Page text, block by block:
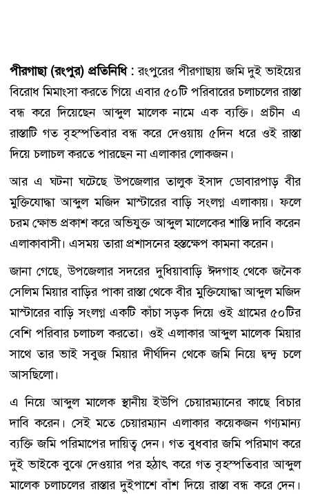
পীরগাছা (রংপুর) প্রতিনিধি : রংপুরের পীরগাছায় জমি দুই ভাইয়ের
বিরোধ মিমাংসা করতে গিয়ে এবার ৫০টি পরিবারের চলাচলের রাস্তা
বন্ধ করে দিয়েছেন আব্দুল মালেক নামে এক ব্যক্তি। প্রচীন এ
রাস্তাটি গত বৃহস্পতিবার বন্ধ করে দেওয়ায় ৫দিন ধরে ওই রাস্তা
দিয়ে চলাচল করতে পারছেন না এলাকার লোকজন।
আর এ ঘটনা ঘটেছে উপজেলার তালুক ইসাদ ডোবারপাড় বীর
মুক্তিযোদ্ধা আব্দুল মজিদ মাস্টারের বাড়ি সংলগ্ন এলাকায়। ফলে
চরম ক্ষোভ প্রকাশ করে অভিযুক্ত আব্দুল মালেকের শাস্তি দাবি করেন
এলাকাবাসী। এসময় তারা প্রশাসনের হস্তক্ষেপ কামনা করেন।
জানা গেছে, উপজেলার সদরের দুধিয়াবাড়ি ঈদগাহ থেকে জনৈক
সেলিম মিয়ার বাড়ির পাকা রাস্তা থেকে বীর মুক্তিযোদ্ধা আব্দুল মজিদ
মাস্টারের বাড়ি সংলগ্ন একটি কাঁচা সড়ক দিয়ে ওই গ্রামের ৫০টির
বেশি পরিবার চলাচল করতো। ওই এলাকার আব্দুল মালেক মিয়ার
সাথে তার ভাই সবুজ মিয়ার দীর্ঘদিন থেকে জমি নিয়ে দ্বন্দ্ব চলে
আসছিলো।
এ নিয়ে আব্দুল মালেক স্থানীয় ইউপি চেয়ারম্যানের কাছে বিচার
দাবি করেন। সেই মতে চেয়ারম্যান এলাকার কয়েকজন গণ্যমান্য
ব্যক্তি জমি পরিমাপের দায়িত্ব দেন। গত বুধবার জমি পরিমাণ করে
দুই ভাইকে বুঝে দেওয়ার পর হঠাৎ করে গত বৃহস্পতিবার আব্দুল
মালেক চলাচলের রাস্তার দুইপাশে বাঁশ দিয়ে রাস্তা বন্ধ করে দেন।